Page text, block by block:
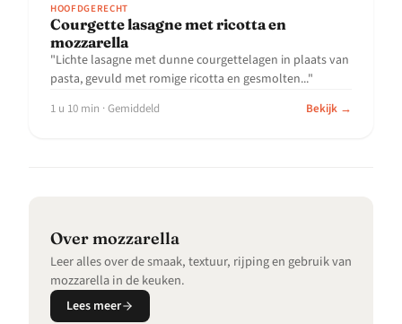
HOOFDGERECHT
Courgette lasagne met ricotta en
mozzarella
"Lichte lasagne met dunne courgettelagen in plaats van
pasta, gevuld met romige ricotta en gesmolten..."
1 u 10 min · Gemiddeld Bekijk →
over mozzarella
Leer alles over de smaak, textuur, rijping en gebruik van
mozzarella in de keuken.
Lees meer